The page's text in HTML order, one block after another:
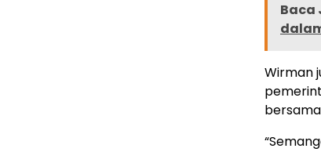
Baca
Wirman